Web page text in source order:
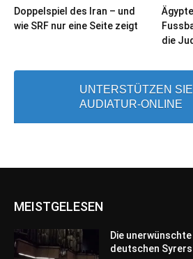
Doppelspiel des Iran – und
wie SRF nur eine Seite zeigt
die
UNTERSTÜTZEN SIE
AUDIATUR-ONLINE
MEISTGELESEN
Die
deutschen Syrers